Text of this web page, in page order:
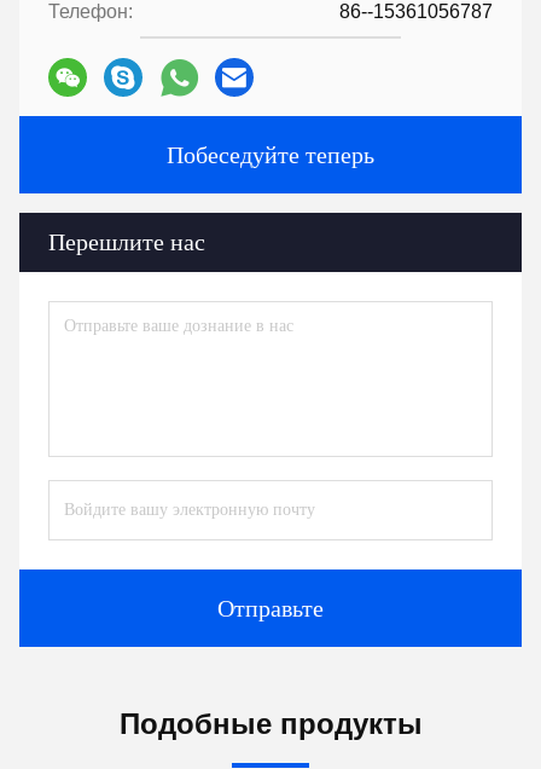
Телефон: 86--15361056787
Побеседуйте теперь
Перешлите нас
Отправьте
Подобные продукты